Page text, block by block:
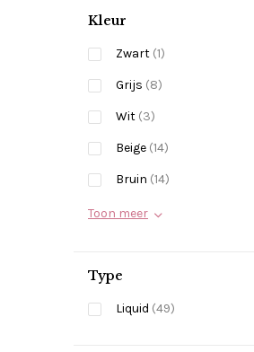
Kleur
Zwart (1)
Grijs (8)
Wit (3)
Beige (14)
Bruin (14)
Toon meer
Type
Liquid (49)